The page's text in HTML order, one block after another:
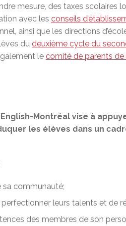
mesure, des taxes scolaires
avec les conseils
ainsi que les directions
du deuxième cycle du
le comité de parents de
Montréal vise à
les élèves dans un
sa communauté;
leurs talents et de
des membres de son